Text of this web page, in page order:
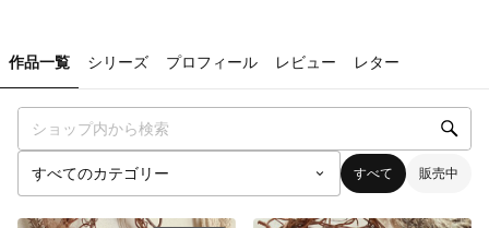
作品一覧 シリーズ プロフィール レビュー レター
すべて 販売中